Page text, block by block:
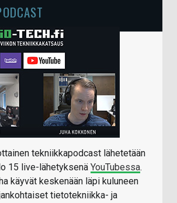
tekniikkapodcast lähetetään
15 live-lähetyksenä YouTubessa.
käyvät keskenään läpi kuluneen
tietotekniikka- ja